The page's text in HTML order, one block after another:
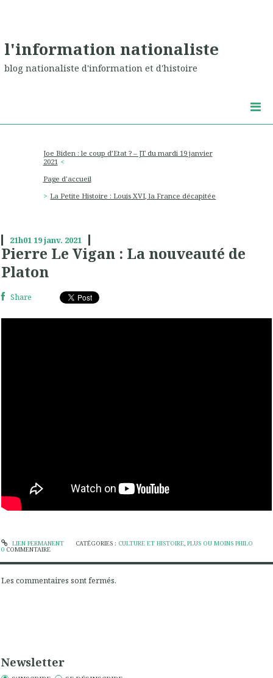
l'information nationaliste
blog nationaliste d'information et d'histoire
Joe Biden : le coup d’Etat ? – JT du mardi 19 janvier
2021
Page d'accueil
La Petite Histoire : Louis XVI, la France décapitée
21h0119janv. 2021
Pierre Le Vigan : La nouveauté de
Platon
Share
LIEN PERMANENT CATÉGORIES : CULTURE ET HISTOIRE, PLUS OU MOINS PHILO
0 COMMENTAIRE
Les commentaires sont fermés.
Newsletter